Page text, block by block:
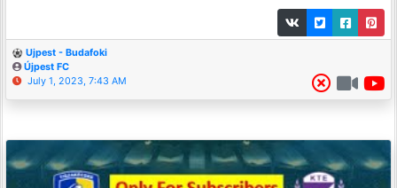
Ujpest - Budafoki
Újpest FC
July 1, 2023, 7:43 AM